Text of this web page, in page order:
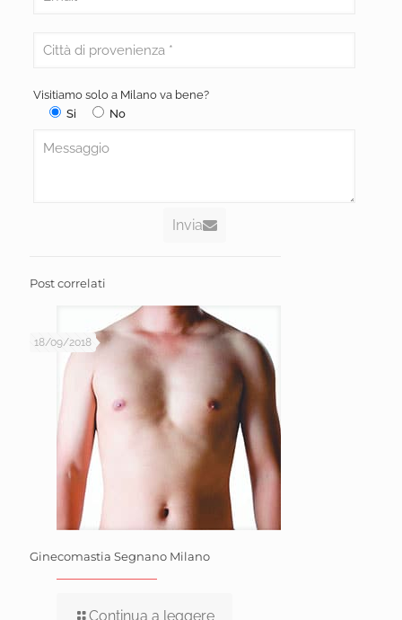
Visitiamo solo a Milano va bene?
Si
No
Invia
Post correlati
18/09/2018
Ginecomastia Segnano Milano
Continua a leggere